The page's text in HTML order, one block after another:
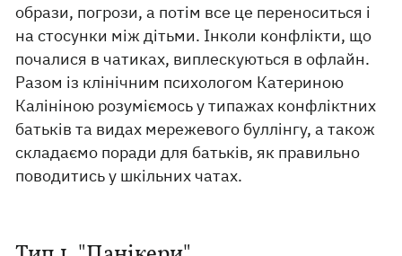
образи, погрози, а потім все це переноситься і
на стосунки між дітьми. Інколи конфлікти, що
почалися в чатиках, виплескуються в офлайн.
Разом із клінічним психологом Катериною
Калініною розуміємось у типажах конфліктних
батьків та видах мережевого буллінгу, а також
складаємо поради для батьків, як правильно
поводитись у шкільних чатах.